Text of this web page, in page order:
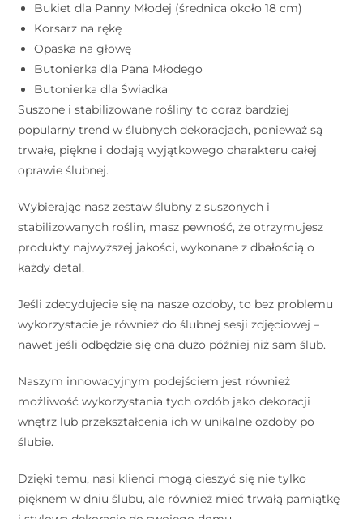
Bukiet dla Panny Młodej (średnica około 18 cm)
Korsarz na rękę
Opaska na głowę
Butonierka dla Pana Młodego
Butonierka dla Świadka
Suszone i stabilizowane rośliny to coraz bardziej
popularny trend w ślubnych dekoracjach, ponieważ są
trwałe, piękne i dodają wyjątkowego charakteru całej
oprawie ślubnej.
Wybierając nasz zestaw ślubny z suszonych i
stabilizowanych roślin, masz pewność, że otrzymujesz
produkty najwyższej jakości, wykonane z dbałością o
każdy detal.
Jeśli zdecydujecie się na nasze ozdoby, to bez problemu
wykorzystacie je również do ślubnej sesji zdjęciowej –
nawet jeśli odbędzie się ona dużo później niż sam ślub.
Naszym innowacyjnym podejściem jest również
możliwość wykorzystania tych ozdób jako dekoracji
wnętrz lub przekształcenia ich w unikalne ozdoby po
ślubie.
Dzięki temu, nasi klienci mogą cieszyć się nie tylko
pięknem w dniu ślubu, ale również mieć trwałą pamiątkę